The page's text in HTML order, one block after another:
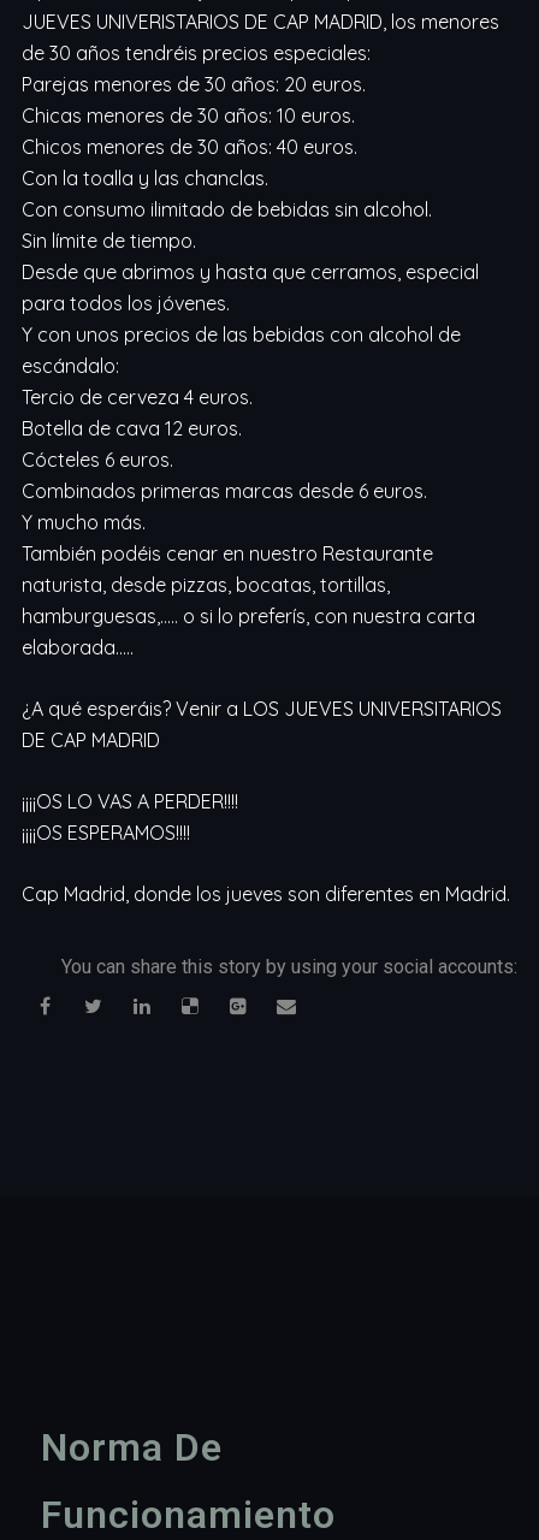
JUEVES UNIVERISTARIOS DE CAP MADRID, los menores
de 30 años tendréis precios especiales:
Parejas menores de 30 años: 20 euros.
Chicas menores de 30 años: 10 euros.
Chicos menores de 30 años: 40 euros.
Con la toalla y las chanclas.
Con consumo ilimitado de bebidas sin alcohol.
Sin límite de tiempo.
Desde que abrimos y hasta que cerramos, especial
para todos los jóvenes.
Y con unos precios de las bebidas con alcohol de
escándalo:
Tercio de cerveza 4 euros.
Botella de cava 12 euros.
Cócteles 6 euros.
Combinados primeras marcas desde 6 euros.
Y mucho más.
También podéis cenar en nuestro Restaurante
naturista, desde pizzas, bocatas, tortillas,
hamburguesas,….. o si lo preferís, con nuestra carta
elaborada…..
¿A qué esperáis? Venir a LOS JUEVES UNIVERSITARIOS
DE CAP MADRID
¡¡¡¡OS LO VAS A PERDER!!!!
¡¡¡¡OS ESPERAMOS!!!!
Cap Madrid, donde los jueves son diferentes en Madrid.
You can share this story by using your social accounts:
Norma De
Funcionamiento